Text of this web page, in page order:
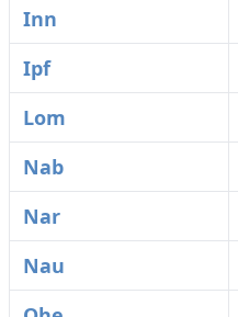
Inn
Ipf
Lom
Nab
Nar
Nau